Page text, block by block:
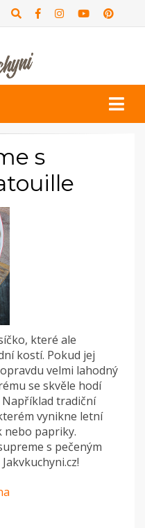
s
které ale
kostí. Pokud jej
velmi lahodný
se skvěle hodí
tradiční
vynikne letní
nebo papriky.
s pečeným